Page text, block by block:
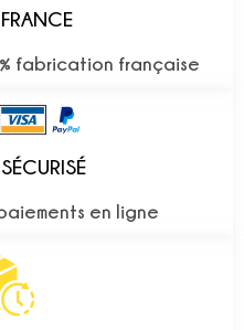
fabrication française
en ligne